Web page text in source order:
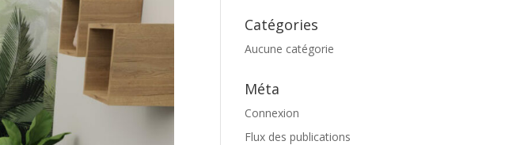
Catégories
Aucune catégorie
Méta
Connexion
Flux des publications